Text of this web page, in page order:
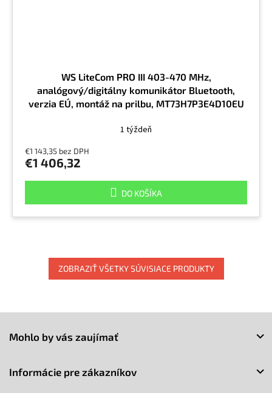
WS LiteCom PRO III 403-470 MHz,
analógový/digitálny komunikátor Bluetooth,
verzia EÚ, montáž na prilbu, MT73H7P3E4D10EU
1 týždeň
€1 143,35 bez DPH
€1 406,32
DO KOŠÍKA
ZOBRAZIŤ VŠETKY SÚVISIACE PRODUKTY
Mohlo by vás zaujímať
Informácie pre zákazníkov